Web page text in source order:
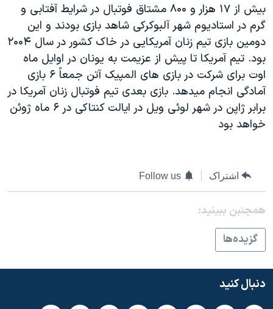
اعتراضات مردمی آبان ۹۸
اسرائیل در جنگ
نرگس محمدی برنده جایزه نوبل صلح
همایش محافظه‌کاران آمریکا «سی‌پک»
صفحه‌های ویژه
سفر پرزیدنت ترامپ به چین
بيش از ۱۷ هزار و ۸۰۰ مشتاق فوتبال در شرايط آفتابی و
گرم در استاديوم شهر آلبوکرکی شاهد بازی بودند و اين
دومين بازی تيم زنان آمريکايی در خاک کشور در سال ۲۰۰۴
بود. تيم آمريکا تا پيش از عزيمت به يونان در اوايل ماه
اوت برای شرکت در بازی های المپيک آتن جمعاً ۶ بازی
آمادگی انجام ميدهد. بازی بعدی تيم فوتبال زنان آمريکا در
برابر ژاپن در شهر لوئی ويل در ايالت کنتاکی در ۶ ماه ژوئن
خواهد بود
اشتراک Follow us
همچنبن ببینید:
گزيده‌ها
دنبال کنید